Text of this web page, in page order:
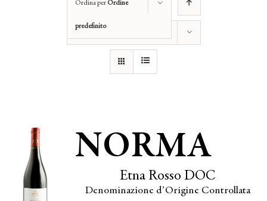
Ordina per Ordine
predefinito
Mostra
NORMA
Etna Rosso DOC
Denominazione d’Origine Controllata